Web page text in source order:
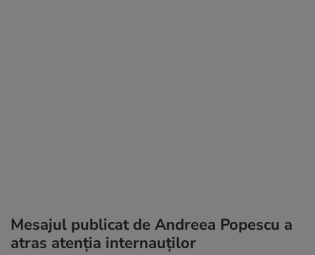
Mesajul publicat de Andreea Popescu a
atras atenția internauților